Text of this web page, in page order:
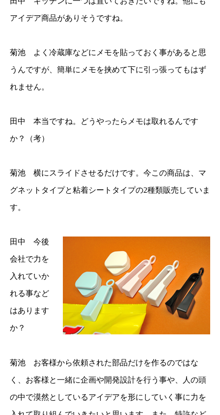
アイデア商品がありそうですね。
菊池 よく冷蔵庫などにメモを貼っておく事があると思
うんですが、簡単にメモを挟めて下に引っ張ってもはず
れません。
田中 本当ですね。どうやったらメモは取れるんです
か？（考）
菊池 横にスライドさせるだけです。今この商品は、マ
グネットタイプと粘着シートタイプの2種類販売していま
す。
田中 今後
会社で力を
入れていか
れる事など
はあります
か？
菊池 お客様から依頼された部品だけを作るのではな
く、お客様と一緒に企画や開発設計を行う事や、人の頭
の中で漠然としているアイデアを形にしていく事に力を